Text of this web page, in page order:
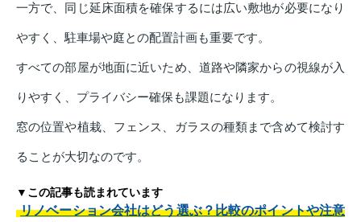
一方で、同じ延床面積を確保するには広い敷地が必要になり
やすく、駐車場や庭との配置計画も重要です。
すべての部屋が地面に近いため、道路や隣家からの視線が入
りやすく、プライバシー確保も課題になります。
窓の位置や植栽、フェンス、ガラスの種類まで含めて検討す
ることが大切なのです。
▼この記事も読まれています
リノベーション会社はどう選ぶ？比較のポイントや注意